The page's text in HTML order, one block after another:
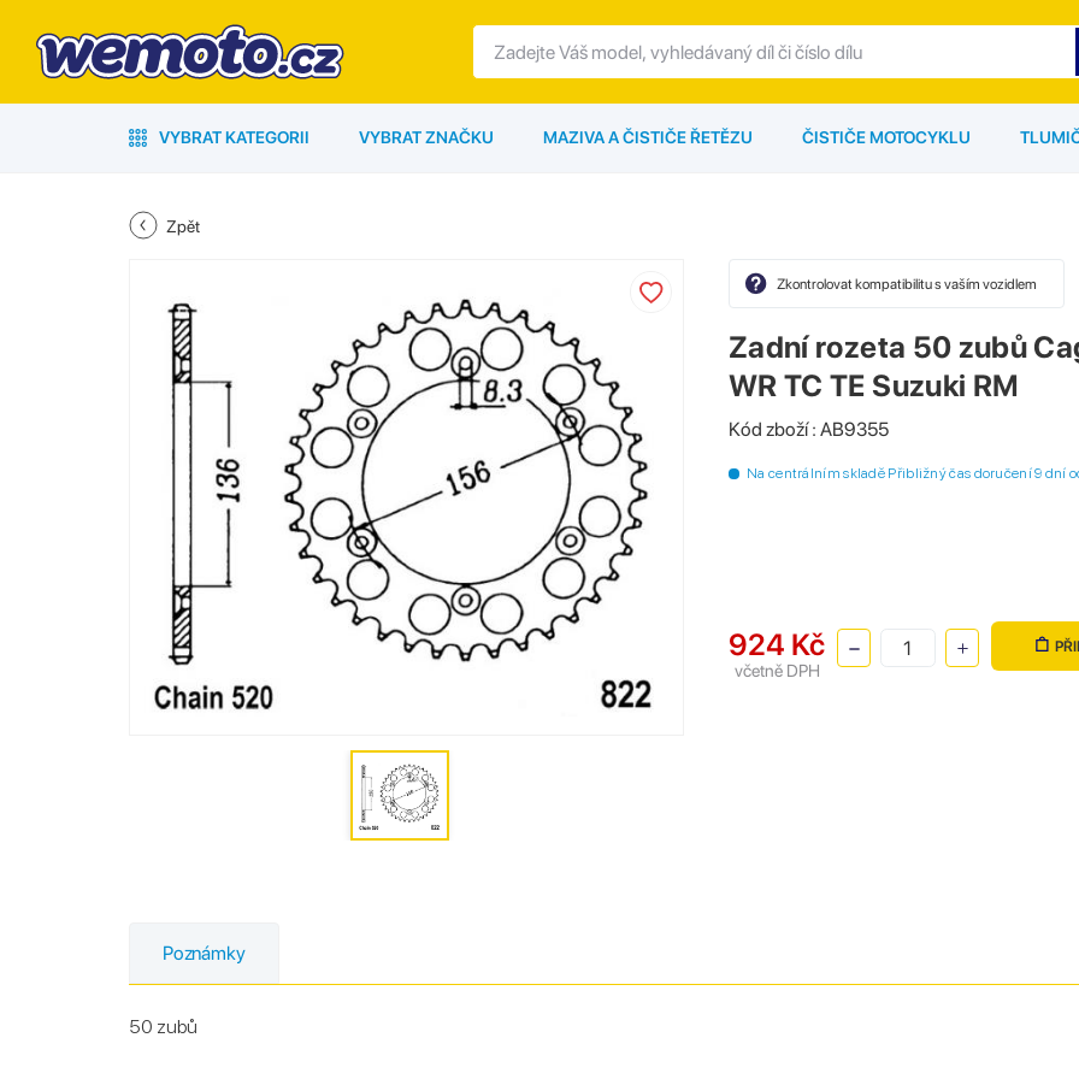
VYBRAT KATEGORII VYBRAT ZNAČKU MAZIVA A ČISTIČE ŘETĚZU ČISTIČE MOTOCYKLU
Zpět
Zkontrolovat kompatibilitu s vaším vozidlem
Zadní rozeta 50 zubů
WR TC TE Suzuki RM
Kód zboží : AB9355
Na centrálním skladě Přibližný čas doručení 9 dní
924 Kč
včetně DPH
Poznámky
50 zubů